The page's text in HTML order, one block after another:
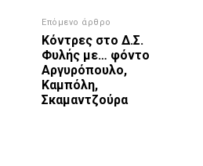
Επόμενο άρθρο
Κόντρες στο Δ.Σ.
Φυλής με… φόντο
Αργυρόπουλο,
Καμπόλη,
Σκαμαντζούρα